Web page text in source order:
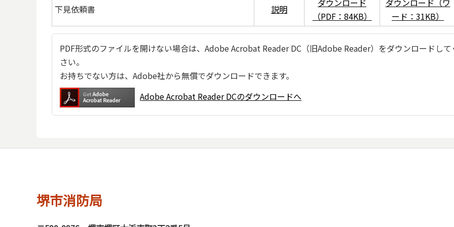
下見依頼書 説明
ダウンロード
（PDF：84KB）
ダウンロード（ワ
ード：31KB）
PDF形式のファイルを開けない場合は、Adobe Acrobat Reader DC（旧Adobe Reader）をダウンロードして
さい。
お持ちでない方は、Adobe社から無償でダウンロードできます。
Adobe Acrobat Reader DCのダウンロードへ
堺市消防局